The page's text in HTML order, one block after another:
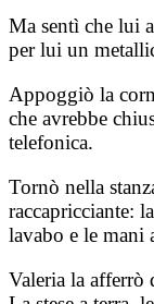
Ma sentì che lui
per lui un
Appoggiò la
che avrebbe
telefonica.
Tornò nella
raccapricciante:
lavabo e le mani
Valeria la afferrò